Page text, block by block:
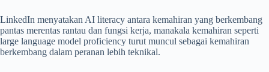
LinkedIn menyatakan AI literacy antara kemahiran yang berkembang
pantas merentas rantau dan fungsi kerja, manakala kemahiran seperti
large language model proficiency turut muncul sebagai kemahiran
berkembang dalam peranan lebih teknikal.